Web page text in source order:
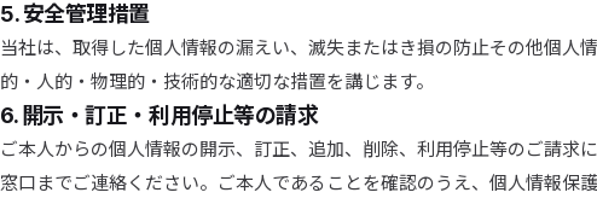
5. 安全管理措置
当社は、取得した個人情報の漏えい、滅失またはき損の防止その他個人
的・人的・物理的・技術的な適切な措置を講じます。
6. 開示・訂正・利用停止等の請求
ご本人からの個人情報の開示、訂正、追加、削除、利用停止等のご請求
窓口までご連絡ください。ご本人であることを確認のうえ、個人情報保